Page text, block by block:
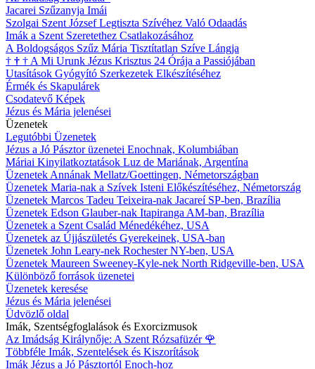
Jacarei Szűzanyja Imái
Szolgai Szent József Legtiszta Szívéhez Való Odaadás
Imák a Szent Szeretethez Csatlakozásához
A Boldogságos Szűz Mária Tisztítatlan Szíve Lángja
† † † A Mi Urunk Jézus Krisztus 24 Órája a Passiójában
Utasítások Gyógyító Szerkezetek Elkészítéséhez
Érmék és Skapulárek
Csodatevő Képek
Jézus és Mária jelenései
Üzenetek
Legutóbbi Üzenetek
Jézus a Jó Pásztor üzenetei Enochnak, Kolumbiában
Máriai Kinyilatkoztatások Luz de Mariának, Argentína
Üzenetek Annának Mellatz/Goettingen, Németországban
Üzenetek Maria-nak a Szívek Isteni Előkészítéséhez, Németország
Üzenetek Marcos Tadeu Teixeira-nak Jacareí SP-ben, Brazília
Üzenetek Edson Glauber-nak Itapiranga AM-ban, Brazília
Üzenetek a Szent Család Ménedékéhez, USA
Üzenetek az Újjászületés Gyerekeinek, USA-ban
Üzenetek John Leary-nek Rochester NY-ben, USA
Üzenetek Maureen Sweeney-Kyle-nek North Ridgeville-ben, USA
Különböző források üzenetei
Üzenetek keresése
Jézus és Mária jelenései
Üdvözlő oldal
Imák, Szentségfoglalások és Exorcizmusok
Az Imádság Királynője: A Szent Rózsafüzér 🌹
Többféle Imák, Szentelések és Kiszorítások
Imák Jézus a Jó Pásztortól Enoch-hoz